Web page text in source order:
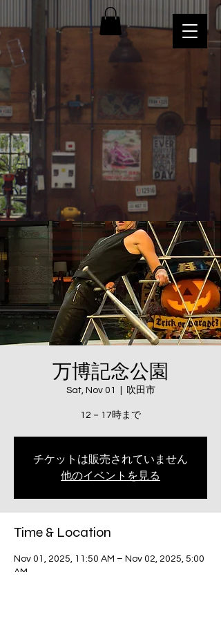
万博記念公園
Sat, Nov 01 吹田市
12－17時まで
チケットは販売されていません
他のイベントを見る
Time & Location
Nov 01, 2025, 11:50 AM – Nov 02, 2025, 5:00
AM